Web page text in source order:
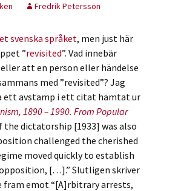
Fredrik Petersson
svenska språket, men just här
”revisited”. Vad innebär
att en person eller händelse
med ”revisited”? Jag
avstamp i ett citat hämtat ur
1890 – 1990. From Popular
dictatorship [1933] was also
challenged the cherished
moved quickly to establish
[…].” Slutligen skriver
fram emot “[A]rbitrary arrests,